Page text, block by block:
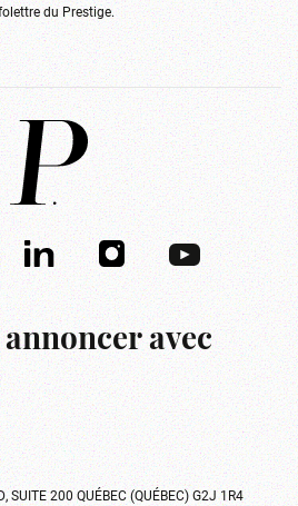
du Prestige.
avec
SUITE 200 QUÉBEC (QUÉBEC) G2J 1R4